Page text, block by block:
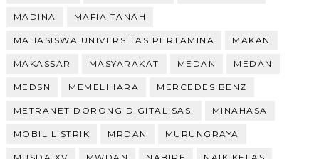
MADINA MAFIA TANAH
MAHASISWA UNIVERSITAS PERTAMINA MAKAN
MAKASSAR MASYARAKAT MEDAN MEDÀN
MEDSN MEMELIHARA MERCEDES BENZ
METRANET DORONG DIGITALISASI MINAHASA
MOBIL LISTRIK MRDAN MURUNGRAYA